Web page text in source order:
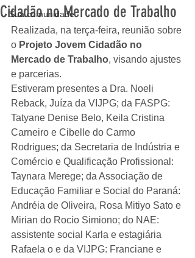
Sua comunidade
Cidadão no Mercado de Trabalho
Realizada, na terça-feira, reunião sobre
o Projeto Jovem Cidadão no
Mercado de Trabalho, visando ajustes
e parcerias.
Estiveram presentes a Dra. Noeli
Reback, Juíza da VIJPG; da FASPG:
Tatyane Denise Belo, Keila Cristina
Carneiro e Cibelle do Carmo
Rodrigues; da Secretaria de Indústria e
Comércio e Qualificação Profissional:
Taynara Merege; da Associação de
Educação Familiar e Social do Paraná:
Andréia de Oliveira, Rosa Mitiyo Sato e
Mirian do Rocio Simiono; do NAE:
assistente social Karla e estagiária
Rafaela o e da VIJPG: Franciane e